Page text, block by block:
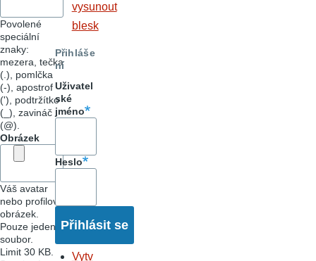
Povolené
speciální
znaky:
mezera, tečka
(.), pomlčka
(-), apostrof
('), podtržítko
(_), zavináč
(@).
Obrázek
Váš avatar
nebo profilový
obrázek.
Pouze jeden
soubor.
Limit 30 KB.
vysunout
blesk
Přihláše
ní
Uživatel
ské
jméno
Heslo
Vytv